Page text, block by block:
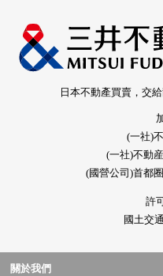
日本不動產買賣，交
(一社)
(一社)不動
(國營公司)首都
許
國土交
關於我們